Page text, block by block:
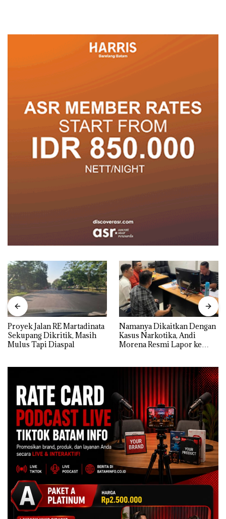
Proyek Jalan RE Martadinata
Sekupang Dikritik, Masih
Mulus Tapi Diaspal
Namanya Dikaitkan Dengan
Kasus Narkotika, Andi
Morena Resmi Lapor ke